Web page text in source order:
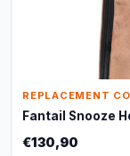
REPLACEMENT
Fantail Snooze
€130,90